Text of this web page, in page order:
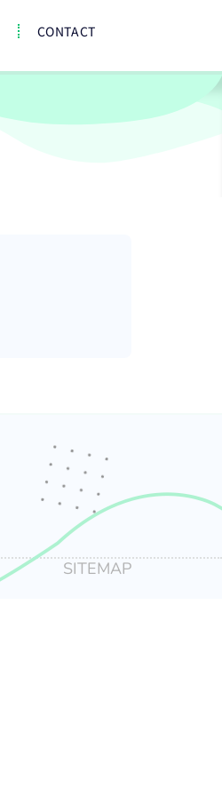
CONTACT
SITEMAP